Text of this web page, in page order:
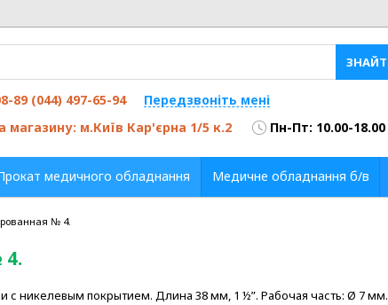
№ 4.
с никелевым покрытием. Длина 38 мм, 1 ½”. Рабочая часть: Ø 7 мм.
89 (044) 497-65-94
Передзвоніть мені
магазину: м.Київ Кар'єрна 1/5 к.2 Пн-Пт: 10.00-18.00
медичного обладнання Медичне обладнання б/в